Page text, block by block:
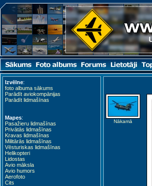
Izvēlne:
foto albuma sākums
Parādīt aviokompānijas
Parādīt lidmašīnas
Mapes:
Pasažieru lidmašīnas
Privātās lidmašīnas
Kravas lidmašīnas
Militārās lidmašīnas
Vēsturiskas lidmašīnas
Helikopteri
Lidostas
Avio māksla
Avio humors
Aerofoto
Cits
Nākamā